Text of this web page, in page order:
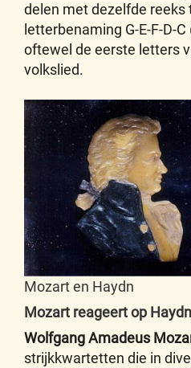
delen met dezelfde reeks
letterbenaming G-E-F-D-
oftewel de eerste letters
volkslied.
Mozart en Haydn
Mozart reageert op Haydn
Wolfgang Amadeus
strijkkwartetten die in